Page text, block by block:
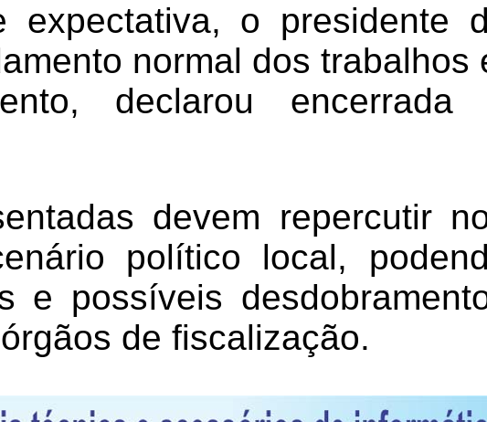
expectativa, o presidente
normal dos trabalhos
declarou encerrada
devem repercutir
político local,
e possíveis
de fiscalização.